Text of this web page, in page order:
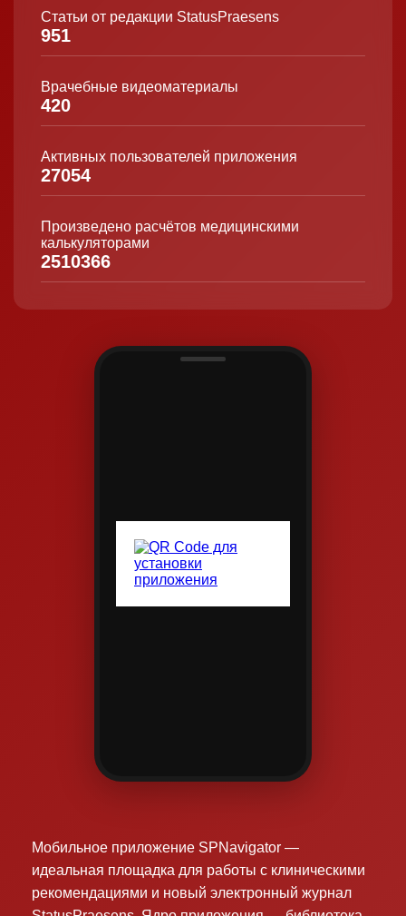
Статьи от редакции StatusPraesens
951
Врачебные видеоматериалы
420
Активных пользователей приложения
27054
Произведено расчётов медицинскими
калькуляторами
2510366
Мобильное приложение SPNavigator —
идеальная площадка для работы с клиническими
рекомендациями и новый электронный журнал